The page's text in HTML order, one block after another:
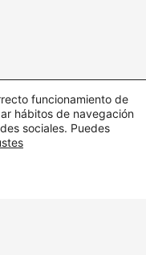
Funciona gracias aTema
funcionamiento de
hábitos de navegación
sociales. Puedes